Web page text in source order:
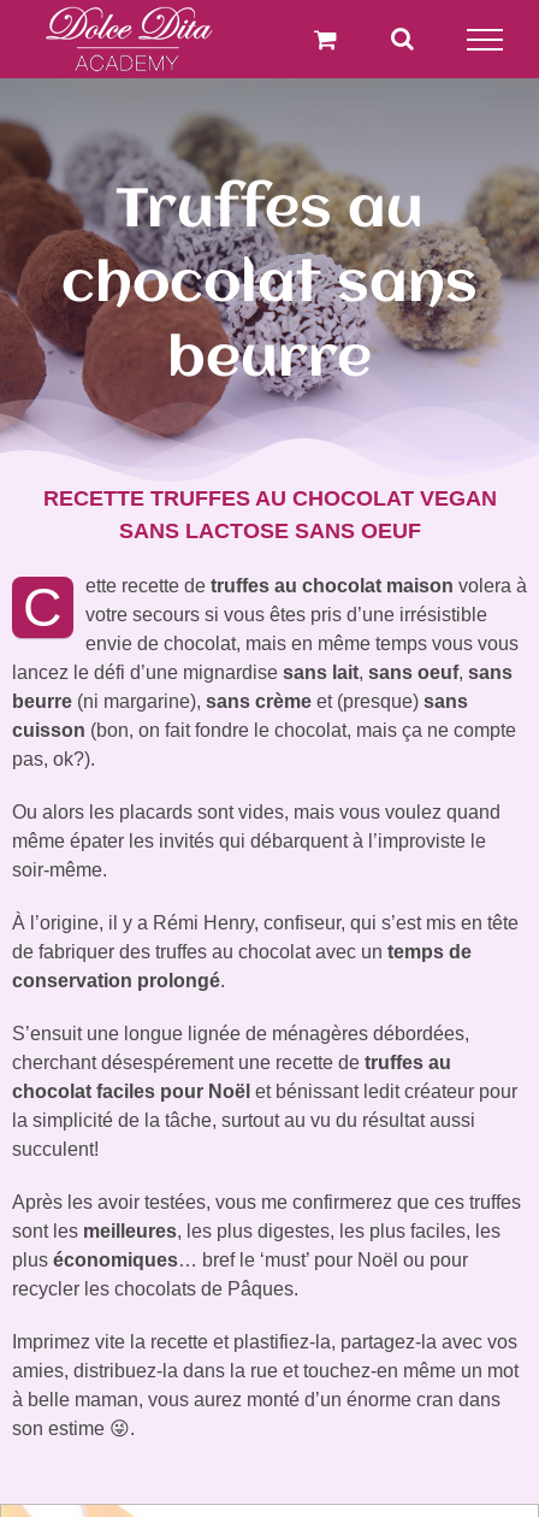
Passer
Truffes au
chocolat sans
beurre
RECETTE TRUFFES AU CHOCOLAT VEGAN
SANS LACTOSE SANS OEUF
C ette recette de truffes au chocolat maison volera à
votre secours si vous êtes pris d’une irrésistible
envie de chocolat, mais en même temps vous vous
lancez le défi d’une mignardise sans lait, sans oeuf, sans
beurre (ni margarine), sans crème et (presque) sans
cuisson (bon, on fait fondre le chocolat, mais ça ne compte
pas, ok?).
Ou alors les placards sont vides, mais vous voulez quand
même épater les invités qui débarquent à l’improviste le
soir-même.
À l’origine, il y a Rémi Henry, confiseur, qui s’est mis en tête
de fabriquer des truffes au chocolat avec un temps de
conservation prolongé.
S’ensuit une longue lignée de ménagères débordées,
cherchant désespérement une recette de truffes au
chocolat faciles pour Noël et bénissant ledit créateur pour
la simplicité de la tâche, surtout au vu du résultat aussi
succulent!
Après les avoir testées, vous me confirmerez que ces truffes
sont les meilleures, les plus digestes, les plus faciles, les
plus économiques… bref le ‘must’ pour Noël ou pour
recycler les chocolats de Pâques.
Imprimez vite la recette et plastifiez-la, partagez-la avec vos
amies, distribuez-la dans la rue et touchez-en même un mot
à belle maman, vous aurez monté d’un énorme cran dans
son estime 😜.